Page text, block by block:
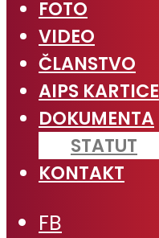
FOTO
VIDEO
ČLANSTVO
AIPS KARTICE
DOKUMENTA
STATUT
KONTAKT
FB